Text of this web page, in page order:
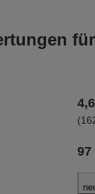
4,6
97